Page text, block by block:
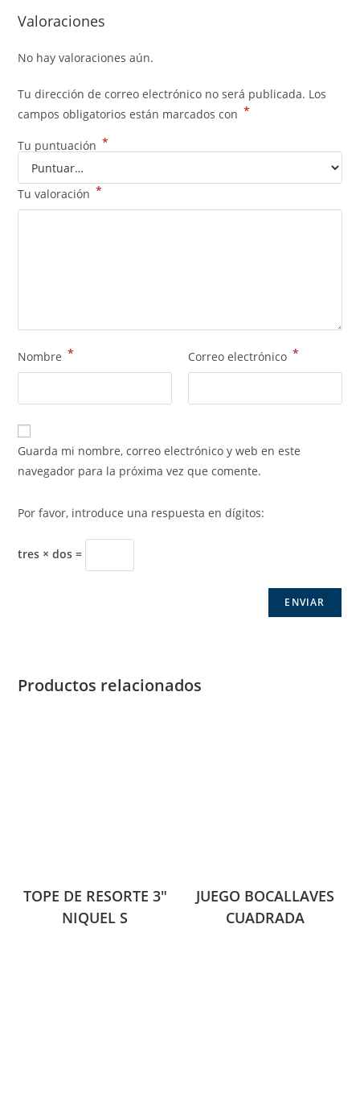
Valoraciones
No hay valoraciones aún.
Tu dirección de correo electrónico no será publicada. Los
campos obligatorios están marcados con *
Tu puntuación *
Tu valoración *
Nombre * Correo electrónico *
Guarda mi nombre, correo electrónico y web en este
navegador para la próxima vez que comente.
Por favor, introduce una respuesta en dígitos:
tres × dos =
Productos relacionados
TOPE DE RESORTE 3″
NIQUEL S
JUEGO BOCALLAVES
CUADRADA